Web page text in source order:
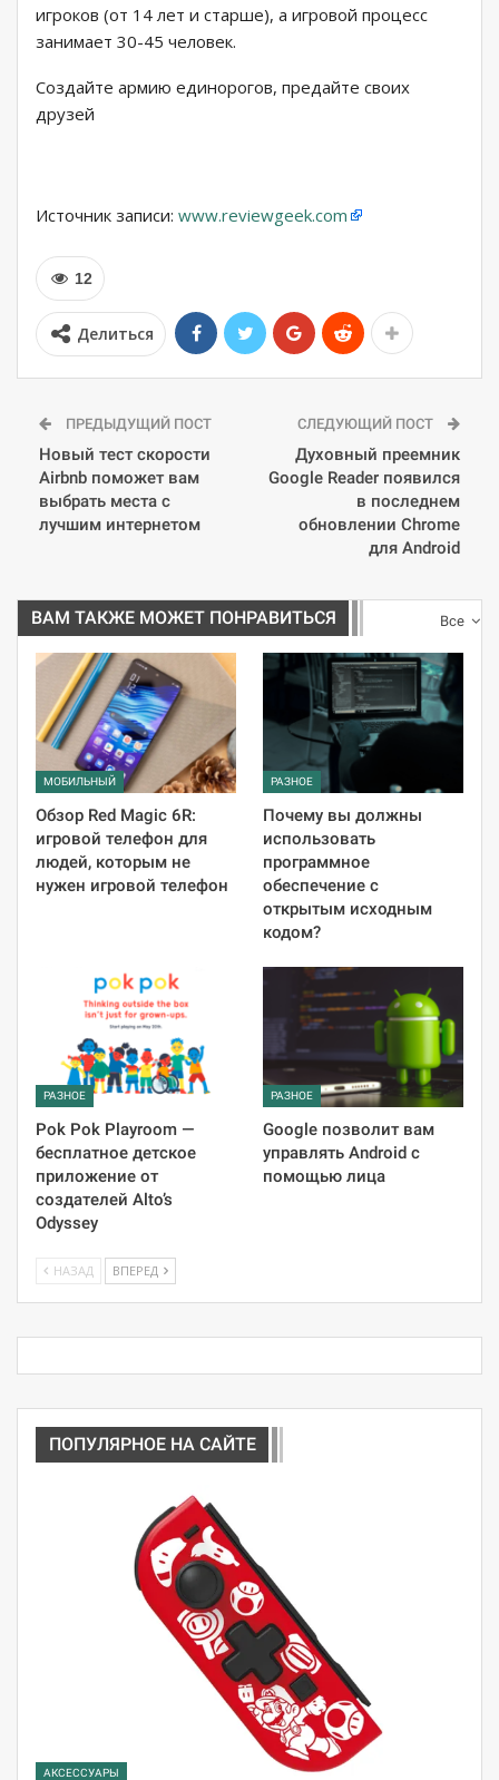
игроков (от 14 лет и старше), а игровой процесс
занимает 30-45 человек.
Создайте армию единорогов, предайте своих
друзей
Источник записи: www.reviewgeek.com
12
Делиться
ПРЕДЫДУЩИЙ ПОСТ
Новый тест скорости
Airbnb поможет вам
выбрать места с
лучшим интернетом
СЛЕДУЮЩИЙ ПОСТ
Духовный преемник
Google Reader появился
в последнем
обновлении Chrome
для Android
Все
ВАМ ТАКЖЕ МОЖЕТ ПОНРАВИТЬСЯ
МОБИЛЬНЫЙ
Обзор Red Magic 6R:
игровой телефон для
людей, которым не
нужен игровой телефон
РАЗНОЕ
Почему вы должны
использовать
программное
обеспечение с
открытым исходным
кодом?
РАЗНОЕ
Pok Pok Playroom —
бесплатное детское
приложение от
создателей Alto’s
Odyssey
РАЗНОЕ
Google позволит вам
управлять Android с
помощью лица
НАЗАД ВПЕРЕД
ПОПУЛЯРНОЕ НА САЙТЕ
АКСЕССУАРЫ